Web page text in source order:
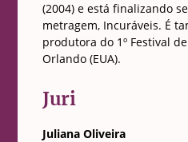
(2004) e está finalizando
metragem, Incuráveis. É
produtora do 1º Festival
Orlando (EUA).
Juri
Juliana Oliveira